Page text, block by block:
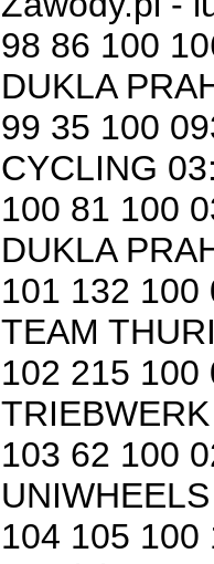
98 86 100
DUKLA
99 35 100
CYCLING
100 81 100
DUKLA
101 132 100
TEAM
102 215 100
103 62 100
104 105 100